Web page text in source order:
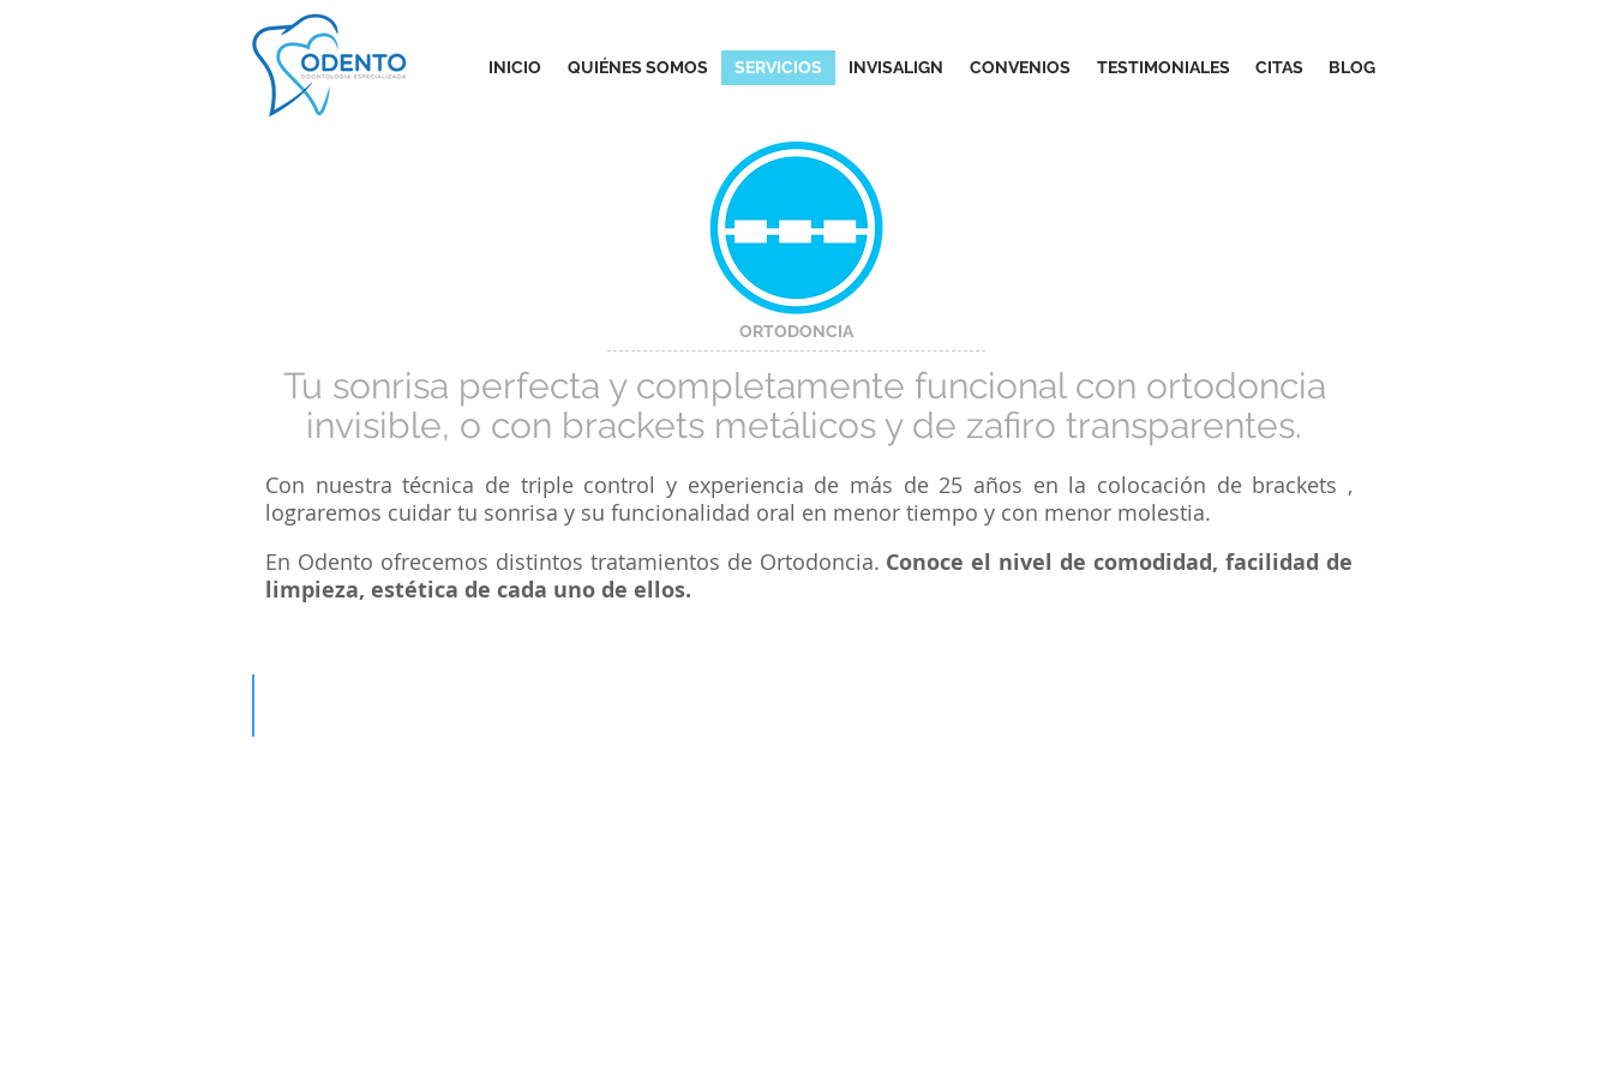
INICIO QUIÉNES SOMOS SERVICIOS INVISALIGN CONVENIOS TESTIMONIALES CITAS BLOG
ORTODONCIA
Tu sonrisa perfecta y completamente funcional con ortodoncia
invisible, o con brackets metálicos y de zafiro transparentes.
Con nuestra técnica de triple control y experiencia de más de 25 años en la colocación de brackets ,
lograremos cuidar tu sonrisa y su funcionalidad oral en menor tiempo y con menor molestia.
En Odento ofrecemos distintos tratamientos de Ortodoncia. Conoce el nivel de comodidad, facilidad de
limpieza, estética de cada uno de ellos.